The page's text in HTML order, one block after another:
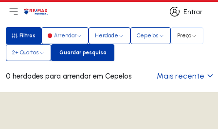
Entrar
Entrar
Abri menu principal
LogoIr para página inicial
Filtros
Filtros Arrendar Herdade Cepelos Preço
2+ Quartos Guardar pesquisa
Guardar pesquisa
0 herdades para arrendar em Cepelos Mais recente